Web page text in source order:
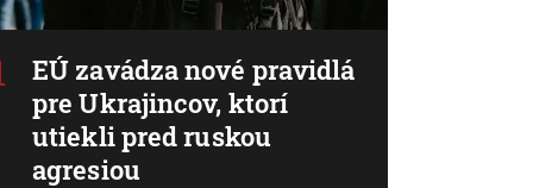
EÚ zavádza nové pravidlá
pre Ukrajincov, ktorí
utiekli pred ruskou
agresiou